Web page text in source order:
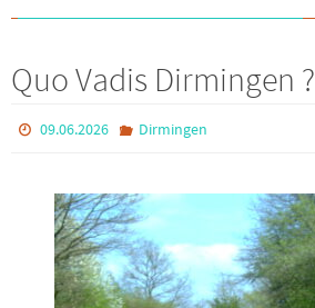
Quo Vadis Dirmingen ?
09.06.2026 Dirmingen